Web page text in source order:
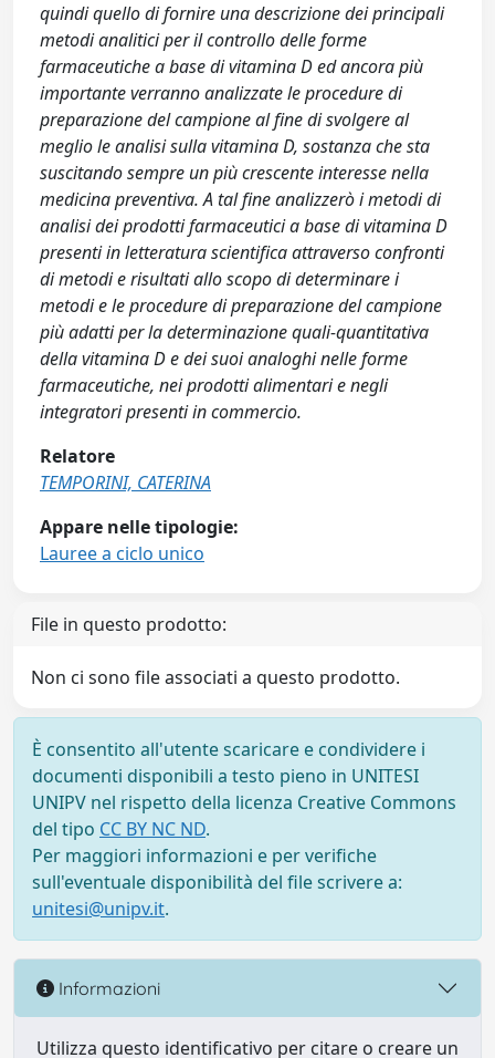
quindi quello di fornire una descrizione dei principali
metodi analitici per il controllo delle forme
farmaceutiche a base di vitamina D ed ancora più
importante verranno analizzate le procedure di
preparazione del campione al fine di svolgere al
meglio le analisi sulla vitamina D, sostanza che sta
suscitando sempre un più crescente interesse nella
medicina preventiva. A tal fine analizzerò i metodi di
analisi dei prodotti farmaceutici a base di vitamina D
presenti in letteratura scientifica attraverso confronti
di metodi e risultati allo scopo di determinare i
metodi e le procedure di preparazione del campione
più adatti per la determinazione quali-quantitativa
della vitamina D e dei suoi analoghi nelle forme
farmaceutiche, nei prodotti alimentari e negli
integratori presenti in commercio.
Relatore
TEMPORINI, CATERINA
Appare nelle tipologie:
Lauree a ciclo unico
File in questo prodotto:
Non ci sono file associati a questo prodotto.
È consentito all'utente scaricare e condividere i
documenti disponibili a testo pieno in UNITESI
UNIPV nel rispetto della licenza Creative Commons
del tipo CC BY NC ND.
Per maggiori informazioni e per verifiche
sull'eventuale disponibilità del file scrivere a:
unitesi@unipv.it.
Informazioni
Utilizza questo identificativo per citare o creare un